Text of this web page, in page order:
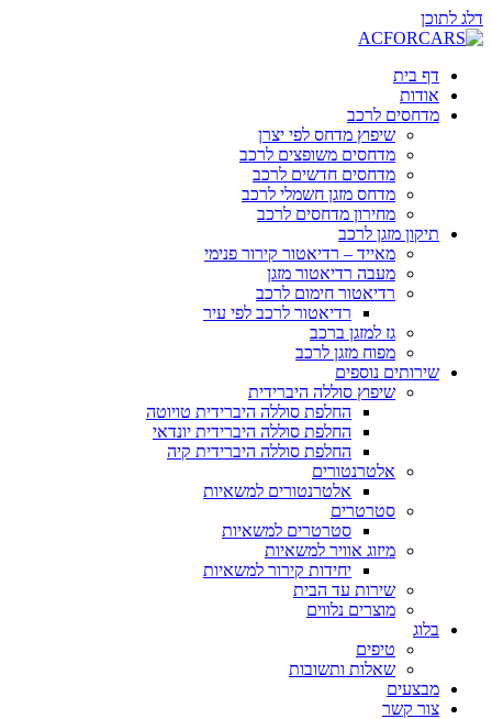
דלג לתוכן
דף בית
אודות
מדחסים לרכב
שיפוץ מדחס לפי יצרן
מדחסים משופצים לרכב
מדחסים חדשים לרכב
מדחס מזגן חשמלי לרכב
מחירון מדחסים לרכב
תיקון מזגן לרכב
מאייד – רדיאטור קירור פנימי
מעבה רדיאטור מזגן
רדיאטור חימום לרכב
רדיאטור לרכב לפי עיר
גז למזגן ברכב
מפוח מזגן לרכב
שירותים נוספים
שיפוץ סוללה היברידית
החלפת סוללה היברידית טויוטה
החלפת סוללה היברידית יונדאי
החלפת סוללה היברידית קיה
אלטרנטורים
אלטרנטורים למשאיות
סטרטרים
סטרטרים למשאיות
מיזוג אוויר למשאיות
יחידות קירור למשאיות
שירות עד הבית
מוצרים נלווים
בלוג
טיפים
שאלות ותשובות
מבצעים
צור קשר